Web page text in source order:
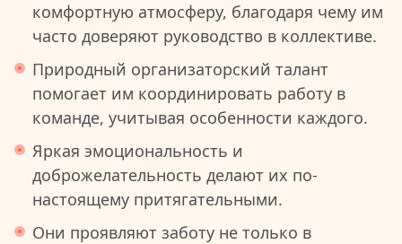
комфортную атмосферу, благодаря чему им
часто доверяют руководство в коллективе.
Природный организаторский талант
помогает им координировать работу в
команде, учитывая особенности каждого.
Яркая эмоциональность и
доброжелательность делают их по-
настоящему притягательными.
Они проявляют заботу не только в